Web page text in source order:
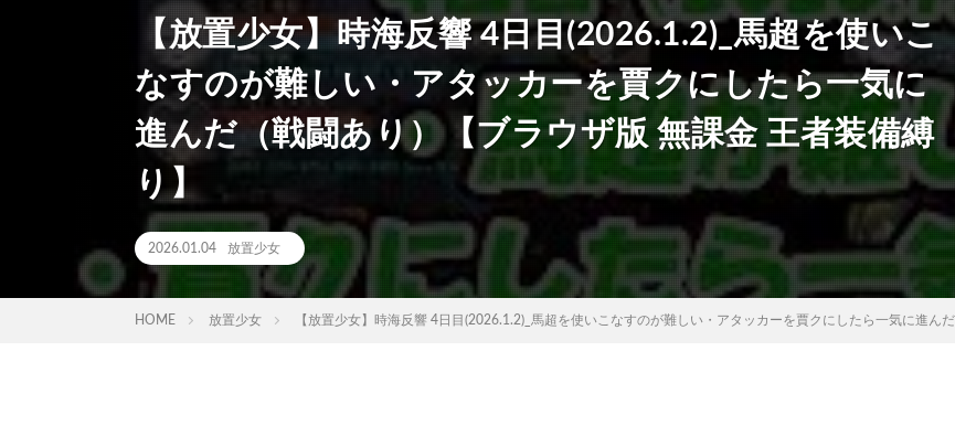
【放置少女】時海反響 4日目(2026.1.2)_馬超を使いこ
なすのが難しい・アタッカーを賈クにしたら一気に
進んだ（戦闘あり）【ブラウザ版 無課金 王者装備縛
り】
2026.01.04 放置少女
HOME 放置少女 【放置少女】時海反響 4日目(2026.1.2)_馬超を使いこなすのが難しい・アタッカーを賈クにしたら一気に進ん